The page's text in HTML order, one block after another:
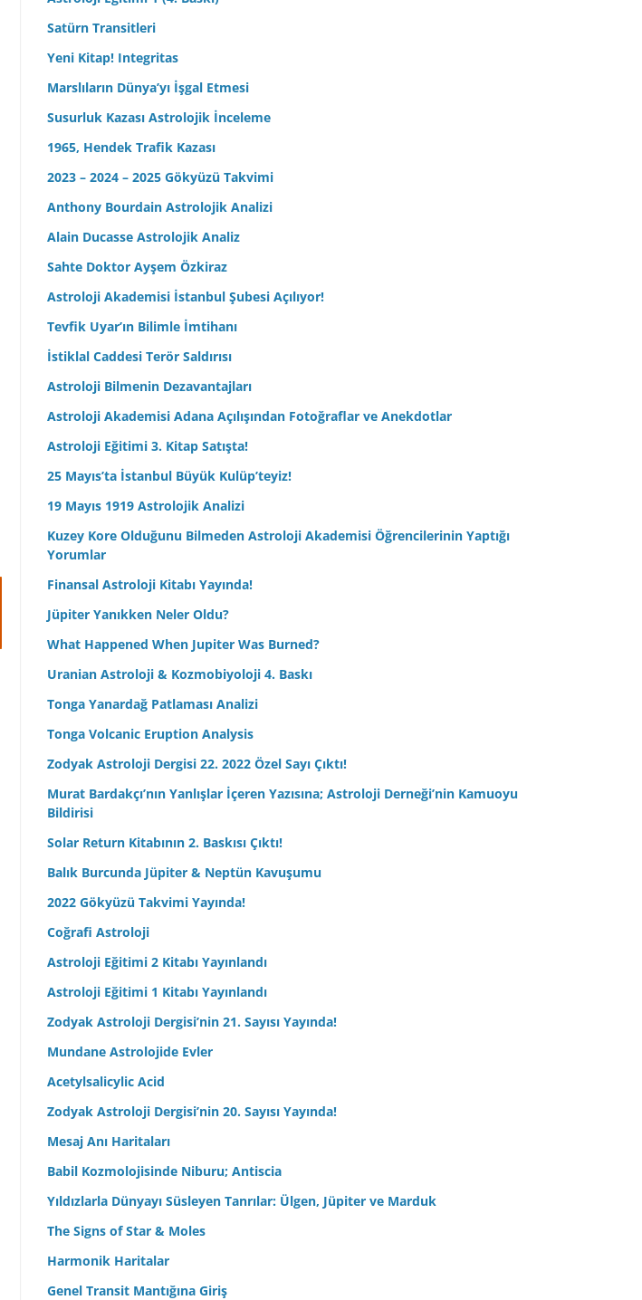
Satürn Transitleri
Yeni Kitap! Integritas
Marslıların Dünya’yı İşgal Etmesi
Susurluk Kazası Astrolojik İnceleme
1965, Hendek Trafik Kazası
2023 – 2024 – 2025 Gökyüzü Takvimi
Anthony Bourdain Astrolojik Analizi
Alain Ducasse Astrolojik Analiz
Sahte Doktor Ayşem Özkiraz
Astroloji Akademisi İstanbul Şubesi Açılıyor!
Tevfik Uyar’ın Bilimle İmtihanı
İstiklal Caddesi Terör Saldırısı
Astroloji Bilmenin Dezavantajları
Astroloji Akademisi Adana Açılışından Fotoğraflar ve Anekdotlar
Astroloji Eğitimi 3. Kitap Satışta!
25 Mayıs’ta İstanbul Büyük Kulüp’teyiz!
19 Mayıs 1919 Astrolojik Analizi
Kuzey Kore Olduğunu Bilmeden Astroloji Akademisi Öğrencilerinin Yaptığı
Yorumlar
Finansal Astroloji Kitabı Yayında!
Jüpiter Yanıkken Neler Oldu?
What Happened When Jupiter Was Burned?
Uranian Astroloji & Kozmobiyoloji 4. Baskı
Tonga Yanardağ Patlaması Analizi
Tonga Volcanic Eruption Analysis
Zodyak Astroloji Dergisi 22. 2022 Özel Sayı Çıktı!
Murat Bardakçı’nın Yanlışlar İçeren Yazısına; Astroloji Derneği’nin Kamuoyu
Bildirisi
Solar Return Kitabının 2. Baskısı Çıktı!
Balık Burcunda Jüpiter & Neptün Kavuşumu
2022 Gökyüzü Takvimi Yayında!
Coğrafi Astroloji
Astroloji Eğitimi 2 Kitabı Yayınlandı
Astroloji Eğitimi 1 Kitabı Yayınlandı
Zodyak Astroloji Dergisi’nin 21. Sayısı Yayında!
Mundane Astrolojide Evler
Acetylsalicylic Acid
Zodyak Astroloji Dergisi’nin 20. Sayısı Yayında!
Mesaj Anı Haritaları
Babil Kozmolojisinde Niburu; Antiscia
Yıldızlarla Dünyayı Süsleyen Tanrılar: Ülgen, Jüpiter ve Marduk
The Signs of Star & Moles
Harmonik Haritalar
Genel Transit Mantığına Giriş